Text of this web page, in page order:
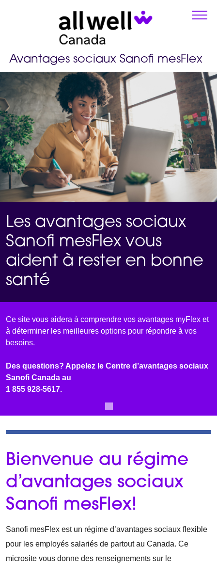
Avantages sociaux Sanofi mesFlex
Les avantages sociaux
Sanofi mesFlex vous
aident à rester en bonne
santé
Ce site vous aidera à comprendre vos avantages myFlex et
à déterminer les meilleures options pour répondre à vos
besoins.
Des questions? Appelez le Centre d’avantages sociaux
Sanofi Canada au
1 855 928-5617.
Bienvenue au régime
d’avantages sociaux
Sanofi mesFlex!
Sanofi mesFlex est un régime d’avantages sociaux flexible
pour les employés salariés de partout au Canada. Ce
microsite vous donne des renseignements sur le